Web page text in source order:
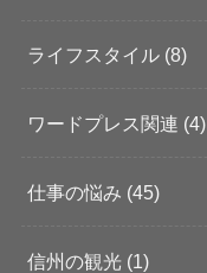
ライフスタイル (8)
ワードプレス関連 (4)
仕事の悩み (45)
信州の観光 (1)